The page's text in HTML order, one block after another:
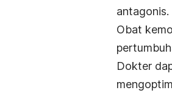
antagonis.
Obat
Dokter